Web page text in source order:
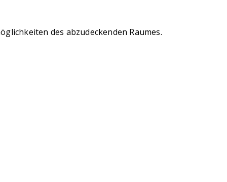
des abzudeckenden Raumes.